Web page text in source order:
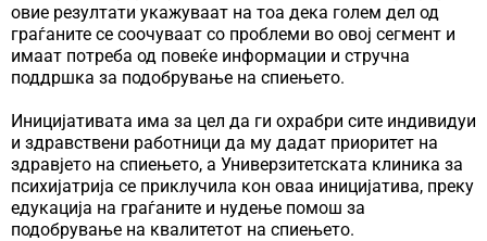
овие резултати укажуваат на тоа дека голем дел од
граѓаните се соочуваат со проблеми во овој сегмент и
имаат потреба од повеќе информации и стручна
поддршка за подобрување на спиењето.
Иницијативата има за цел да ги охрабри сите индивидуи
и здравствени работници да му дадат приоритет на
здравјето на спиењето, а Универзитетската клиника за
психијатрија се приклучила кон оваа иницијатива, преку
едукација на граѓаните и нудење помош за
подобрување на квалитетот на спиењето.